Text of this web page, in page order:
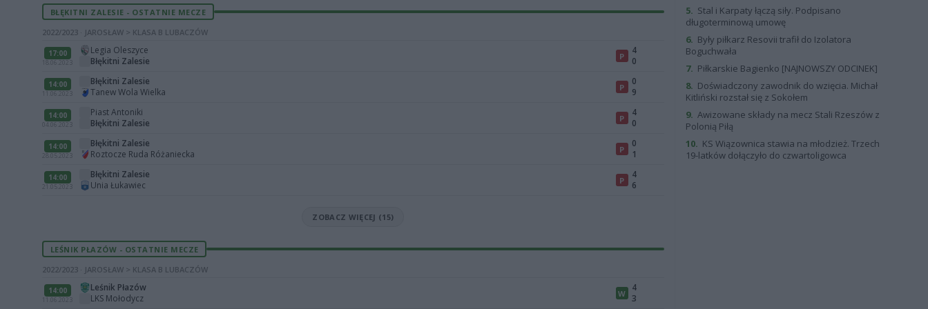
BŁĘKITNI ZALESIE - OSTATNIE MECZE
2022/2023 · JAROSŁAW > KLASA B LUBACZÓW
17:00
18.06.2023
Legia Oleszyce
Błękitni Zalesie
P
4
0
14:00
11.06.2023
Błękitni Zalesie
Tanew Wola Wielka
P
0
9
14:00
04.06.2023
Piast Antoniki
Błękitni Zalesie
P
4
0
14:00
28.05.2023
Błękitni Zalesie
Roztocze Ruda Różaniecka
P
0
1
14:00
21.05.2023
Błękitni Zalesie
Unia Łukawiec
P
4
6
ZOBACZ WIĘCEJ (15)
LEŚNIK PŁAZÓW - OSTATNIE MECZE
2022/2023 · JAROSŁAW > KLASA B LUBACZÓW
14:00
11.06.2023
Leśnik Płazów
LKS Mołodycz
W
4
3
5. Stal i Karpaty łączą siły. Podpisano
długoterminową umowę
6. Były piłkarz Resovii trafił do Izolatora
Boguchwała
7. Piłkarskie Bagienko [NAJNOWSZY ODCINEK]
8. Doświadczony zawodnik do wzięcia. Michał
Kitliński rozstał się z Sokołem
9. Awizowane składy na mecz Stali Rzeszów z
Polonią Piłą
10. KS Wiązownica stawia na młodzież. Trzech
19-latków dołączyło do czwartoligowca